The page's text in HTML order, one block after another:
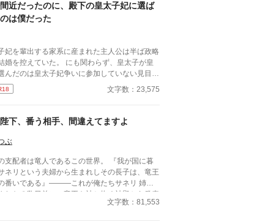
近だったのに、殿下の皇太子妃に選ば
は僕だった
妃を輩出する家系に産まれた主人公は半ば政略
婚を控えていた。 にも関わらず、皇太子が皇
んだのは皇太子妃争いに参加していない見目の
い五男の主人公だった、というお話。
文字数：23,575
下、番う相手、間違えてますよ
ぶ
支配者は竜人であるこの世界。 『我が国に暮
ネリという夫婦から生まれしその長子は、竜王
番いである』―――これが俺たちサネリ 姉弟
れたる数日前に、竜王を神と抱く神殿から発表
俺の双子の姉、ナージュは生まれ
文字数：81,553